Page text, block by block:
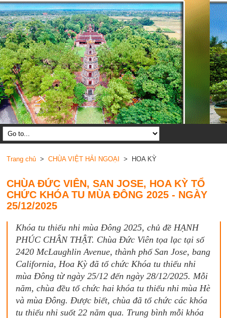
Trang chủ> CHÙA VIỆT HẢI NGOẠI > HOA KỲ
CHÙA ĐỨC VIÊN, SAN JOSE, HOA KỲ TỔ
CHỨC KHÓA TU MÙA ĐÔNG 2025 - NGÀY
25/12/2025
Khóa tu thiếu nhi mùa Đông 2025, chủ đề HẠNH
PHÚC CHÂN THẬT. Chùa Đức Viên tọa lạc tại số
2420 McLaughlin Avenue, thành phố San Jose, bang
California, Hoa Kỳ đã tổ chức Khóa tu thiếu nhi
mùa Đông từ ngày 25/12 đến ngày 28/12/2025. Mỗi
năm, chùa đều tổ chức hai khóa tu thiếu nhi mùa Hè
và mùa Đông. Được biết, chùa đã tổ chức các khóa
tu thiếu nhi suốt 22 năm qua. Trung bình mỗi khóa